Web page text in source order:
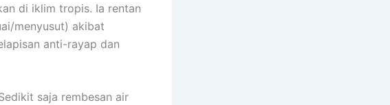
di iklim tropis. Ia rentan
menyusut) akibat
anti-rayap dan
saja rembesan air